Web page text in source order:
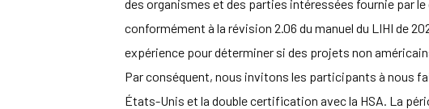
des organismes et des parties intéressées fournie par
conformément à la révision 2.06 du manuel du LIHI de
expérience pour déterminer si des projets non
Par conséquent, nous invitons les participants à nous
États-Unis et la double certification avec la HSA. La